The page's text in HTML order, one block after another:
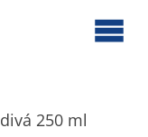
250 ml